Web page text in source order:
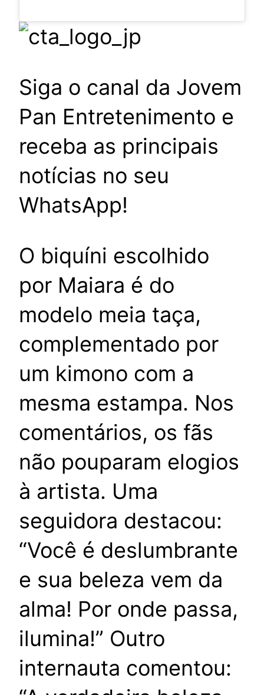
Siga o canal da Jovem
Pan Entretenimento e
receba as principais
notícias no seu
WhatsApp!
O biquíni escolhido
por Maiara é do
modelo meia taça,
complementado por
um kimono com a
mesma estampa. Nos
comentários, os fãs
não pouparam elogios
à artista. Uma
seguidora destacou:
“Você é deslumbrante
e sua beleza vem da
alma! Por onde passa,
ilumina!” Outro
internauta comentou: